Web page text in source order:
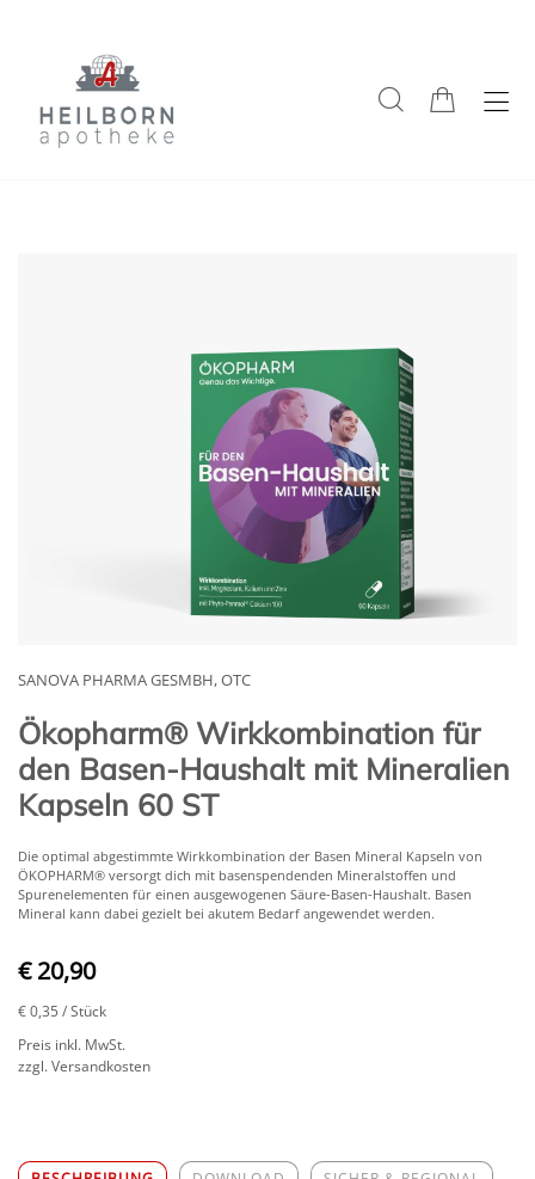
SANOVA PHARMA GESMBH, OTC
Ökopharm® Wirkkombination für
den Basen-Haushalt mit Mineralien
Kapseln 60 ST
Die optimal abgestimmte Wirkkombination der Basen Mineral Kapseln von
ÖKOPHARM® versorgt dich mit basenspendenden Mineralstoffen und
Spurenelementen für einen ausgewogenen Säure-Basen-Haushalt. Basen
Mineral kann dabei gezielt bei akutem Bedarf angewendet werden.
€ 20,90
€ 0,35 / Stück
Preis inkl. MwSt.
zzgl. Versandkosten